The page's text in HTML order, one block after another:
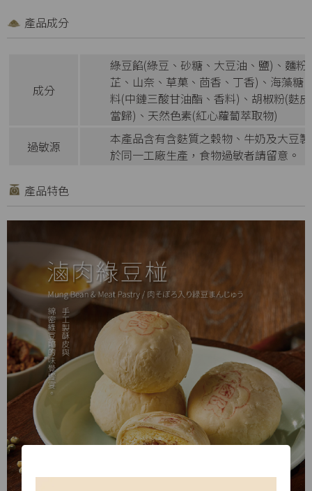
產品成分
成分
綠豆餡(綠豆、砂糖、大豆油、鹽)、麵
芷、山奈、草菓、茴香、丁香)、海藻糖
料(中鏈三酸甘油酯、香料)、胡椒粉(麩
當歸)、天然色素(紅心蘿蔔萃取物)
過敏源
本產品含有含麩質之穀物、牛奶及大豆
於同一工廠生產，食物過敏者請留意。
產品特色